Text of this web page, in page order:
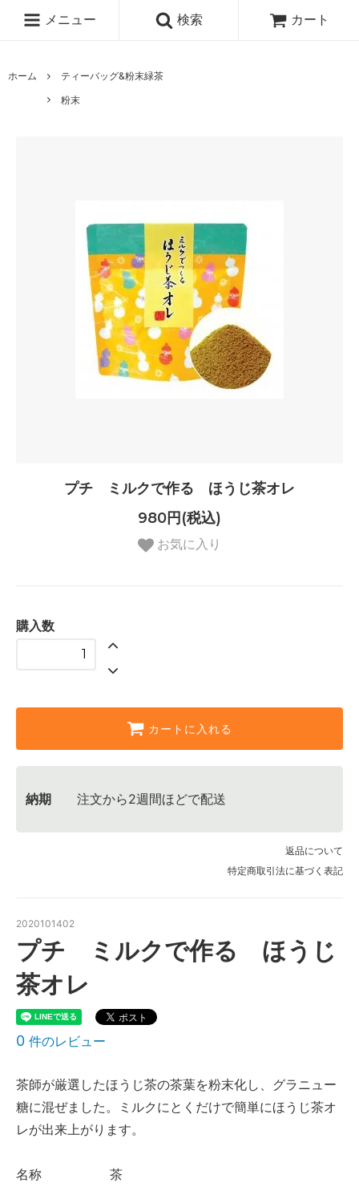
メニュー 検索 カート
ホーム
ティーバッグ&粉末緑茶
粉末
プチ ミルクで作る ほうじ茶オレ
980円(税込)
お気に入り
購入数
カートに入れる
納期 注文から2週間ほどで配送
返品について
特定商取引法に基づく表記
2020101402
プチ ミルクで作る ほうじ
茶オレ
0 件のレビュー
茶師が厳選したほうじ茶の茶葉を粉末化し、グラニュー
糖に混ぜました。ミルクにとくだけで簡単にほうじ茶オ
レが出来上がります。
名称 茶